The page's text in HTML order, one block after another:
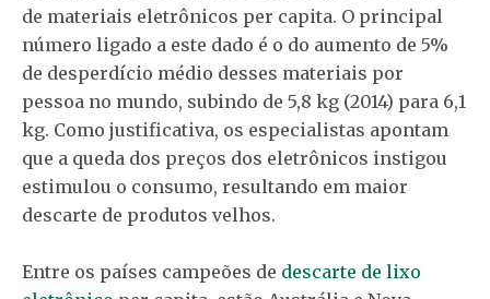
de materiais eletrônicos per capita. O principal
número ligado a este dado é o do aumento de 5%
de desperdício médio desses materiais por
pessoa no mundo, subindo de 5,8 kg (2014) para 6,1
kg. Como justificativa, os especialistas apontam
que a queda dos preços dos eletrônicos instigou
estimulou o consumo, resultando em maior
descarte de produtos velhos.
Entre os países campeões de descarte de lixo